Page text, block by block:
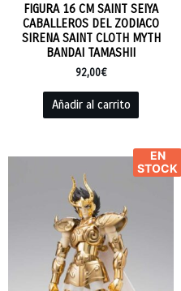
FIGURA 16 CM SAINT SEIYA
CABALLEROS DEL ZODIACO
SIRENA SAINT CLOTH MYTH
BANDAI TAMASHII
92,00€
Añadir al carrito
EN
STOCK